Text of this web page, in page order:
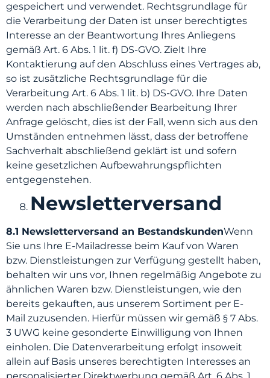
gespeichert und verwendet. Rechtsgrundlage für
die Verarbeitung der Daten ist unser berechtigtes
Interesse an der Beantwortung Ihres Anliegens
gemäß Art. 6 Abs. 1 lit. f) DS-GVO. Zielt Ihre
Kontaktierung auf den Abschluss eines Vertrages ab,
so ist zusätzliche Rechtsgrundlage für die
Verarbeitung Art. 6 Abs. 1 lit. b) DS-GVO. Ihre Daten
werden nach abschließender Bearbeitung Ihrer
Anfrage gelöscht, dies ist der Fall, wenn sich aus den
Umständen entnehmen lässt, dass der betroffene
Sachverhalt abschließend geklärt ist und sofern
keine gesetzlichen Aufbewahrungspflichten
entgegenstehen.
Newsletterversand
8.1 Newsletterversand an BestandskundenWenn
Sie uns Ihre E-Mailadresse beim Kauf von Waren
bzw. Dienstleistungen zur Verfügung gestellt haben,
behalten wir uns vor, Ihnen regelmäßig Angebote zu
ähnlichen Waren bzw. Dienstleistungen, wie den
bereits gekauften, aus unserem Sortiment per E-
Mail zuzusenden. Hierfür müssen wir gemäß § 7 Abs.
3 UWG keine gesonderte Einwilligung von Ihnen
einholen. Die Datenverarbeitung erfolgt insoweit
allein auf Basis unseres berechtigten Interesses an